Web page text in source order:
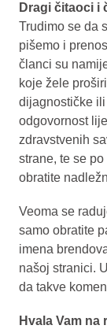
Dragi čitaoci i
Trudimo se da
pišemo i
članci su
koje žele
dijagnostičke
odgovornost
zdravstvenih
strane, te se
obratite
Veoma se
samo obratite
imena
našoj stranici.
da takve
Hvala Vam na